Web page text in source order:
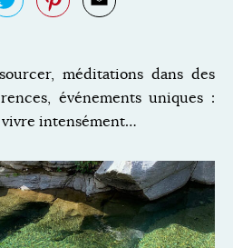
méditations dans des
événements uniques :
vivre intensément…